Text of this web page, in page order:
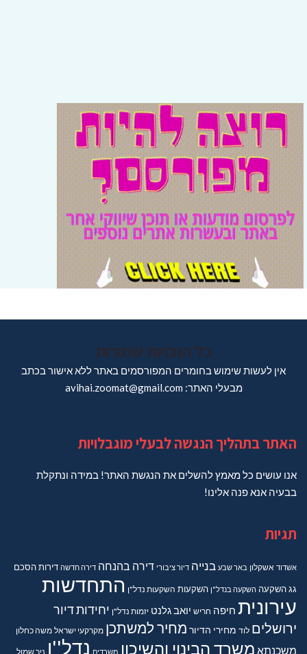
כל הזכויות שמורות
אין לעשות שימוש בחומרים המפורסמים באתר ללא אישור בכתב
מבעלי האתר: avihai.zoomat@gmail.com
האתר בתהליך הנגשה לבעלי מוגבלויות
אנו עושים כל מאמץ להשלים את הנגשת האתר! במידה ונתקלת
בבעיה אנא פנה אלינו!
תגיות
אשדוד אשקלון באר שבע בנייה דיור ציבורי דירה בהנחה דירה חדשה דירותהסכם
גגהשקעה השקעה בנדל"ן השקעות השקעות נדל"ן התחדשות
עירונית חיפה חריש יואב גלנט יזמות נדל"ן יחידות דיור
ירושלים לוד מחירי הדיור מחיר למשתכן מקרקעי ישראל משה כחלון
משכנתא משרד הבינוי והשיכון משרדים נדל''ן ניר שמול